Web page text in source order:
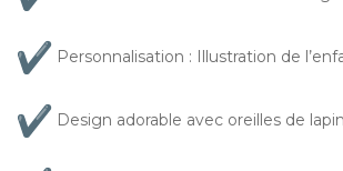
Personnalisation : Illustration de
Design adorable avec oreilles de lapin